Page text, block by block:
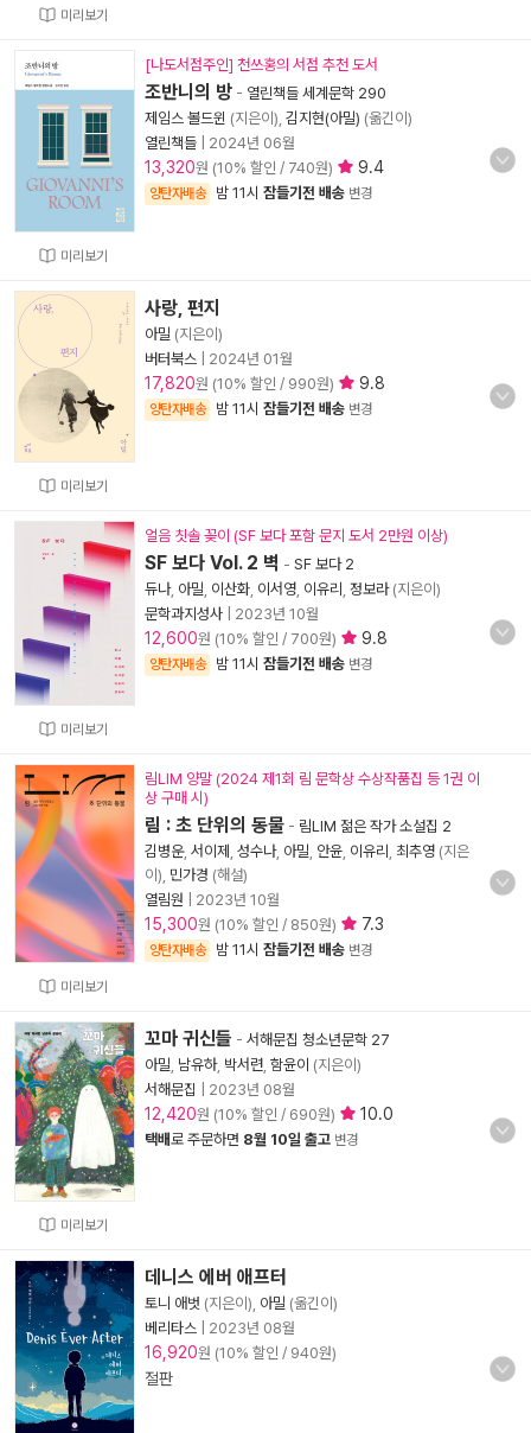
미리보기
미리보기
[나도서점주인] 천쓰홍의 서점 추천 도서
조반니의 방 - 열린책들 세계문학 290
제임스 볼드윈 (지은이), 김지현(아밀) (옮긴이)
열린책들
2024년 06월
13,320원 (10% 할인 / 740원) 9.4
양탄자배송 밤 11시 잠들기전 배송 변경
미리보기
사랑, 편지
아밀 (지은이)
버터북스
2024년 01월
17,820원 (10% 할인 / 990원) 9.8
양탄자배송 밤 11시 잠들기전 배송 변경
미리보기
얼음 칫솔 꽂이 (SF 보다 포함 문지 도서 2만원 이상)
SF 보다 Vol. 2 벽 - SF 보다 2
듀나, 아밀 이산화 이서영 이유리 정보라(지은이)
문학과지성사
2023년 10월
12,600원 (10% 할인 / 700원) 9.8
양탄자배송 밤 11시 잠들기전 배송 변경
미리보기
림LIM 양말 (2024 제1회 림 문학상 수상작품집 등 1권 이
상 구매 시)
림 : 초 단위의 동물 - 림LIM 젊은 작가 소설집 2
김병운, 서이제 성수나, 아밀 안윤 이유리 최추영 (지은
이), 민가경 (해설)
열림원
2023년 10월
15,300원 (10% 할인 / 850원) 7.3
양탄자배송 밤 11시 잠들기전 배송 변경
미리보기
꼬마 귀신들 - 서해문집 청소년문학 27
아밀 남유하, 박서련 함윤이 (지은이)
서해문집
2023년 08월
12,420원 (10% 할인 / 690원) 10.0
택배로 주문하면 8월 10일 출고 변경
데니스 에버 애프터
토니 애벗 (지은이), 아밀 (옮긴이)
베리타스
2023년 08월
16,920원 (10% 할인 / 940원)
절판